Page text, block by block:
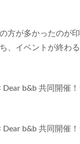
方が多かったのが
、イベントが終わ